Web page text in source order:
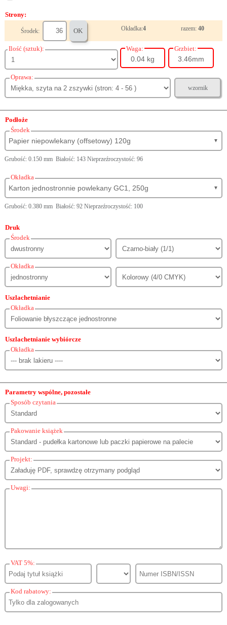
Strony:
Środek: OK Okładka:4 razem:40
Ilość (sztuk): Waga:
0.04 kg
Grzbiet:
3.46mm
Oprawa:
wzornik
Podłoże
Środek
Papier niepowlekany (offsetowy) 120g ▼
Grubość: 0.150 mm Białość: 143 Nieprzeźroczystość: 96
Okładka
Karton jednostronnie powlekany GC1, 250g ▼
Grubość: 0.380 mm Białość: 92 Nieprzeźroczystość: 100
Druk
Środek
Okładka
Uszlachetnianie
Okładka
Uszlachetnianie wybiórcze
Okładka
Parametry wspólne, pozostałe
Sposób czytania
Pakowanie książek
Projekt:
Uwagi:
VAT 5%:
Kod rabatowy: